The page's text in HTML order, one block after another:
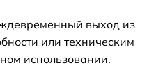
выход из
или техническим
использовании.